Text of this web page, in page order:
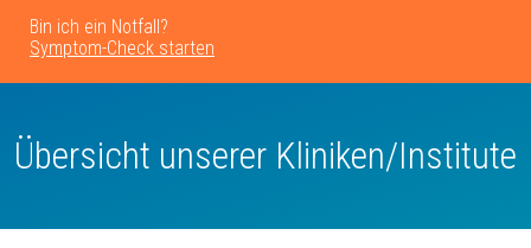
Bin ich ein Notfall?
Symptom-Check starten
Übersicht unserer Kliniken/Institute